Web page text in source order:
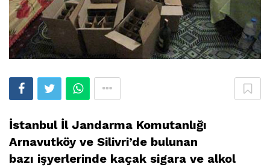
İstanbul İl Jandarma Komutanlığı
Arnavutköy ve Silivri’de bulunan
bazı işyerlerinde kaçak sigara ve alkol